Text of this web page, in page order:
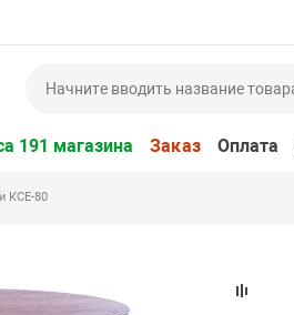
191 магазина Заказ Оплата
КСЕ-80